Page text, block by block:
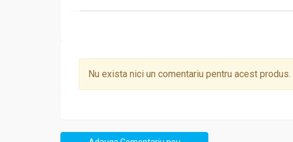
Nu exista nici un comentariu pentru acest produs.